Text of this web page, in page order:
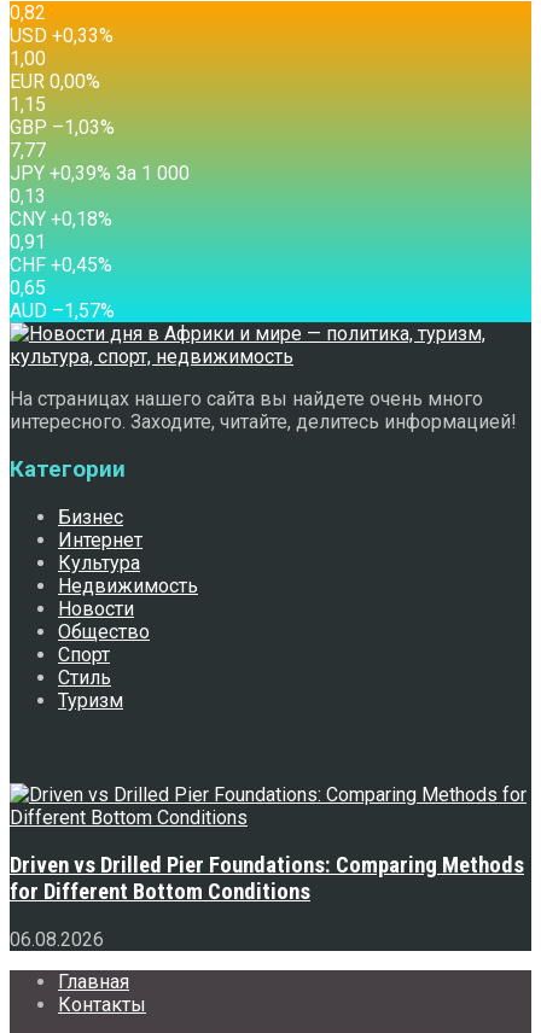
0,82
USD +0,33%
1,00
EUR 0,00%
1,15
GBP –1,03%
7,77
JPY +0,39% За 1 000
0,13
CNY +0,18%
0,91
CHF +0,45%
0,65
AUD –1,57%
На страницах нашего сайта вы найдете очень много
интересного. Заходите, читайте, делитесь информацией!
Категории
Бизнес
Интернет
Культура
Недвижимость
Новости
Общество
Спорт
Стиль
Туризм
Driven vs Drilled Pier Foundations: Comparing Methods
for Different Bottom Conditions
06.08.2026
Главная
Контакты